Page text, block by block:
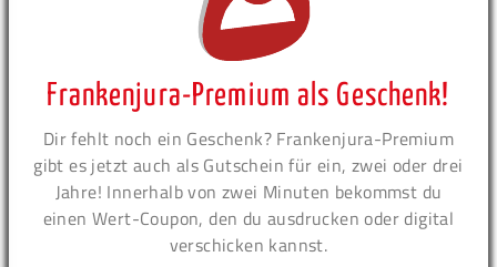
Frankenjura-Premium als Geschenk!
Dir fehlt noch ein Geschenk? Frankenjura-Premium
gibt es jetzt auch als Gutschein für ein, zwei oder drei
Jahre! Innerhalb von zwei Minuten bekommst du
einen Wert-Coupon, den du ausdrucken oder digital
verschicken kannst.